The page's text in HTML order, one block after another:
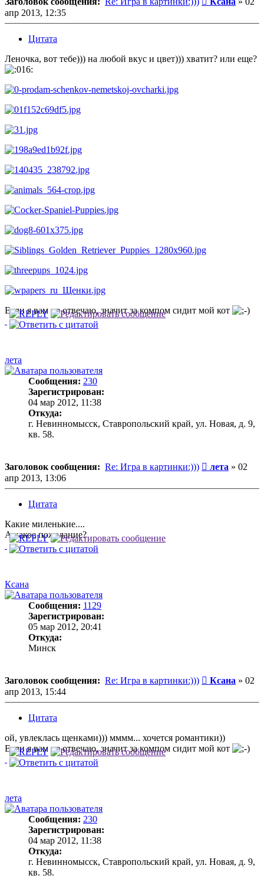
апр 2013, 12:35
Цитата
Леночка, вот тебе))) на любой вкус и цвет))) хватит? или еще?
Если я вам не отвечаю, значит за компом сидит мой кот
лета
Сообщения: 230
Зарегистрирован:
04 мар 2012, 11:38
Откуда:
г. Невинномысск, Ставропольский край, ул. Новая, д. 9,
кв. 58.
Заголовок сообщения: Re: Игра в картинки:))) Сообщение
лета » 02
апр 2013, 13:06
Цитата
Какие миленькие....
А какое пожелание?
Ксана
Сообщения: 1129
Зарегистрирован:
05 мар 2012, 20:41
Откуда:
Минск
Заголовок сообщения: Re: Игра в картинки:))) Сообщение
Ксана » 02
апр 2013, 15:44
Цитата
ой, увлеклась щенками))) мммм... хочется романтики))
Если я вам не отвечаю, значит за компом сидит мой кот
лета
Сообщения: 230
Зарегистрирован:
04 мар 2012, 11:38
Откуда:
г. Невинномысск, Ставропольский край, ул. Новая, д. 9,
кв. 58.